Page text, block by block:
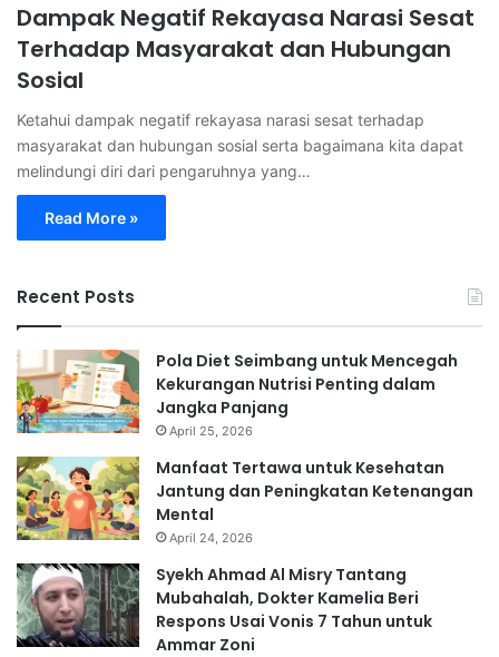
Dampak Negatif Rekayasa Narasi Sesat
Terhadap Masyarakat dan Hubungan
Sosial
Ketahui dampak negatif rekayasa narasi sesat terhadap
masyarakat dan hubungan sosial serta bagaimana kita dapat
melindungi diri dari pengaruhnya yang…
Read More »
Recent Posts
Pola Diet Seimbang untuk Mencegah
Kekurangan Nutrisi Penting dalam
Jangka Panjang
April 25, 2026
Manfaat Tertawa untuk Kesehatan
Jantung dan Peningkatan Ketenangan
Mental
April 24, 2026
Syekh Ahmad Al Misry Tantang
Mubahalah, Dokter Kamelia Beri
Respons Usai Vonis 7 Tahun untuk
Ammar Zoni